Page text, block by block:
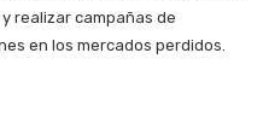
realizar campañas de
en los mercados perdidos.